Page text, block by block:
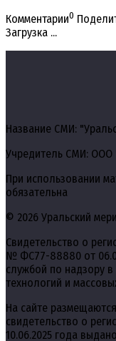
Комментарии0
Загрузка ...
Название СМИ:
Учредитель СМИ:
При использовании
обязательна
© 2026 Уральский
Свидетельство о
№ ФС77-88880 от
службой по надзору
технологий и
На сайте
свидетельство о
10.06.2025 года